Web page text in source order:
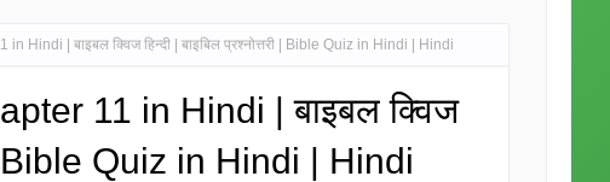
Hindi | बाइबल क्विज हिन्दी | बाइबिल प्रश्नोत्तरी | Bible Quiz in Hindi | Hindi
11 in Hindi | बाइबल क्विज
| Bible Quiz in Hindi | Hindi